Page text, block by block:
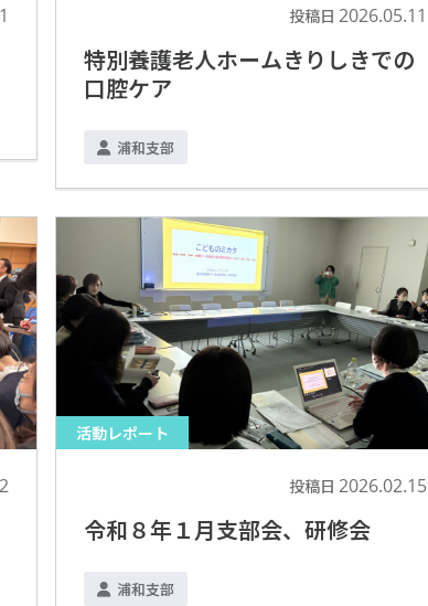
投稿日 2026.05.11
特別養護老人ホームきりしきでの
口腔ケア
浦和支部
活動レポート
投稿日 2026.02.15
令和８年１月支部会、研修会
浦和支部